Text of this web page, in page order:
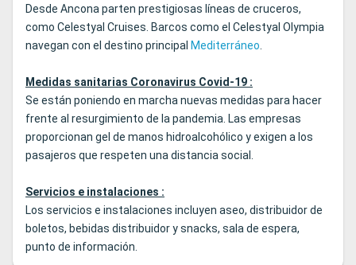
Desde Ancona parten prestigiosas líneas de cruceros,
como Celestyal Cruises. Barcos como el Celestyal Olympia
navegan con el destino principal Mediterráneo
Medidas sanitarias Coronavirus Covid-19 :
Se están poniendo en marcha nuevas medidas para hacer
frente al resurgimiento de la pandemia. Las empresas
proporcionan gel de manos hidroalcohólico y exigen a los
pasajeros que respeten una distancia social.
Servicios e instalaciones :
Los servicios e instalaciones incluyen aseo, distribuidor de
boletos, bebidas distribuidor y snacks, sala de espera,
punto de información.